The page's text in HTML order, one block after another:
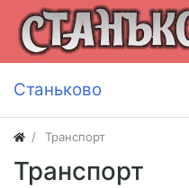
Станьково
Транспорт
Транспорт